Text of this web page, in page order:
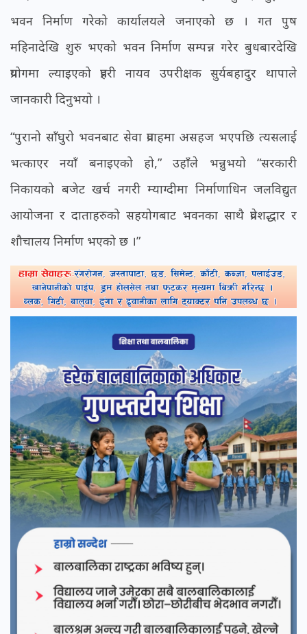
भवन निर्माण गरेको कार्यालयले जनाएको छ । गत पुष
महिनादेखि शुरु भएको भवन निर्माण सम्पन्न गरेर बुधबारदेखि
प्रयोगमा ल्याइएको प्रहरी नायव उपरीक्षक सुर्यबहादुर थापाले
जानकारी दिनुभयो ।
“पुरानो साँघुरो भवनबाट सेवा प्रवाहमा असहज भएपछि त्यसलाई
भत्काएर नयाँ बनाइएको हो,” उहाँले भन्नुभयो “सरकारी
निकायको बजेट खर्च नगरी म्याग्दीमा निर्माणाधिन जलविद्युत
आयोजना र दाताहरुको सहयोगबाट भवनका साथै प्रवेशद्धार र
शौचालय निर्माण भएको छ ।”